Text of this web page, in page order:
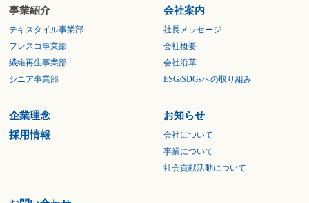
事業紹介
テキスタイル事業部
フレスコ事業部
繊維再生事業部
シニア事業部
会社案内
社長メッセージ
会社概要
会社沿革
ESG/SDGsへの取り組み
企業理念
採用情報
お知らせ
会社について
事業について
社会貢献活動について